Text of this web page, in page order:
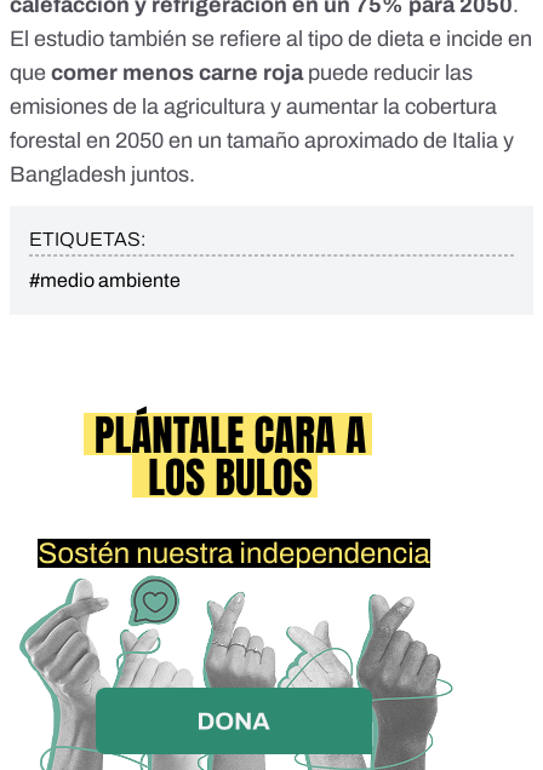
El estudio también se refiere al tipo de dieta e incide en
que comer menos carne roja puede reducir las
emisiones de la agricultura y aumentar la cobertura
forestal en 2050 en un tamaño aproximado de Italia y
Bangladesh juntos.
ETIQUETAS:
#medio ambiente